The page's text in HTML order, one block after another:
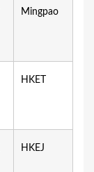
Mingpao
HKET
HKEJ